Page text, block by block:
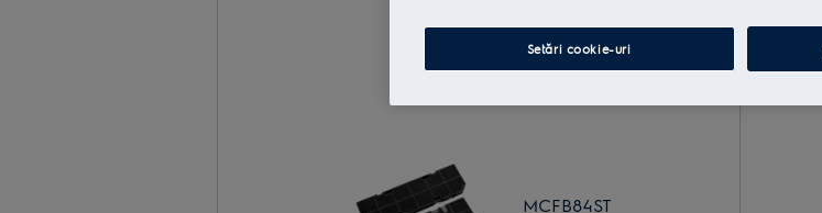
MCFB84ST
Setări cookie-uri